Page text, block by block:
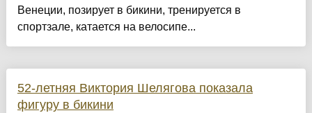
Венеции, позирует в бикини, тренируется в
спортзале, катается на велосипе...
52-летняя Виктория Шелягова показала
фигуру в бикини